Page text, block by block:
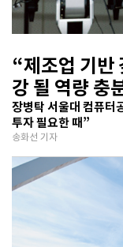
“제조업 기반
강 될 역량 충
장병탁 서울대 컴퓨터
투자 필요한 때”
송화선 기자